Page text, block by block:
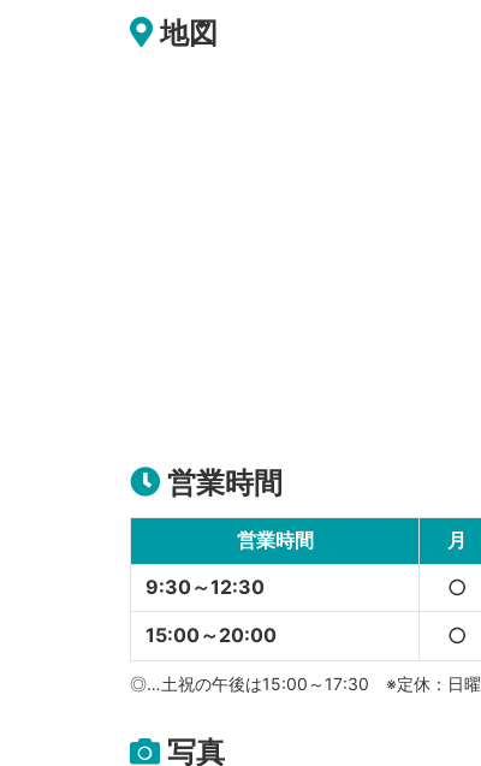
地図
営業時間
営業時間 月
9:30～12:30
○
15:00～20:00 ○
◎…土祝の午後は15:00～17:30 ※定休：日曜
写真